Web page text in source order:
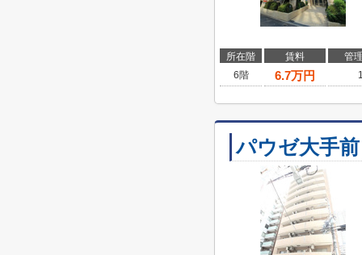
所在階 賃料
管
6階
6.7万円
パウゼ大手前